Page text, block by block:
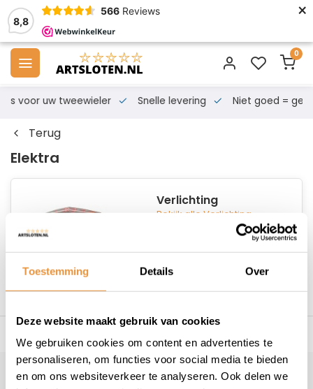
Toestemming Details Over
Deze website maakt gebruik van cookies
We gebruiken cookies om content en advertenties te
personaliseren, om functies voor social media te bieden
en om ons websiteverkeer te analyseren. Ook delen we
8,8
566 Reviews ×
0
voor uw tweewieler Snelle levering Niet goed = geld
Terug
Elektra
Verlichting
Bekijk alle Verlichting
Klantenservice